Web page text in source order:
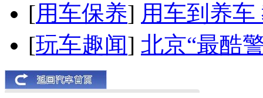
[用车保养] 用车到养
[玩车趣闻] 北京“最酷